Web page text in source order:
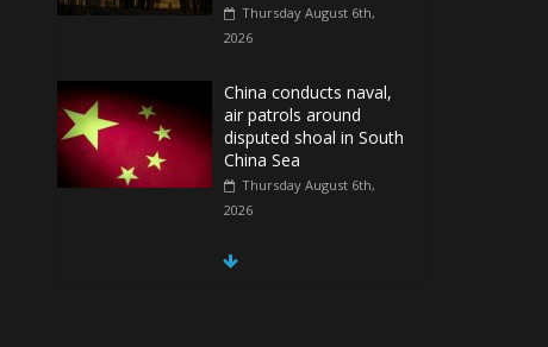
Thursday August 6th,
2026
China conducts naval,
air patrols around
disputed shoal in South
China Sea
Thursday August 6th,
2026
Spain Regains Control